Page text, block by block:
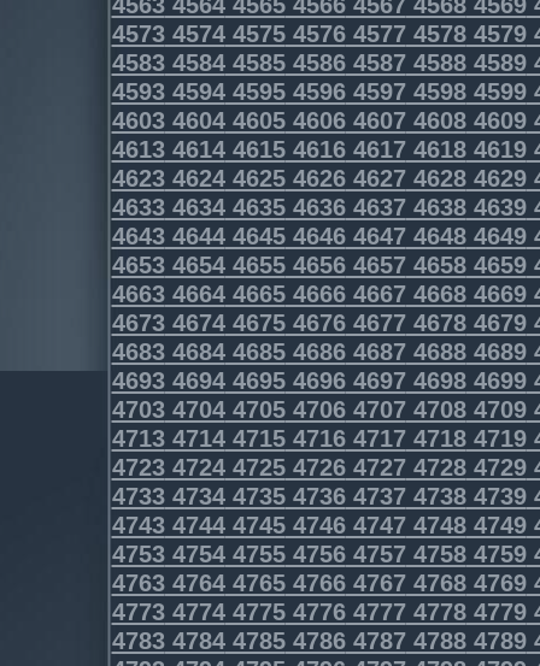
4573457445754576457745784579
4583458445854586458745884589
4593459445954596459745984599
4603460446054606460746084609
4613461446154616461746184619
4623462446254626462746284629
4633463446354636463746384639
4643464446454646464746484649
4653465446554656465746584659
4663466446654666466746684669
4673467446754676467746784679
4683468446854686468746884689
4693469446954696469746984699
4703470447054706470747084709
4713471447154716471747184719
4723472447254726472747284729
4733473447354736473747384739
4743474447454746474747484749
4753475447554756475747584759
4763476447654766476747684769
4773477447754776477747784779
4783478447854786478747884789